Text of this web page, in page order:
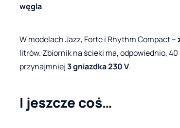
węgla.
W modelach Jazz, Forte i Rhythm Compact –
litrów. Zbiornik na ścieki ma, odpowiednio,
przynajmniej3 gniazdka 230 V.
I jeszcze coś…